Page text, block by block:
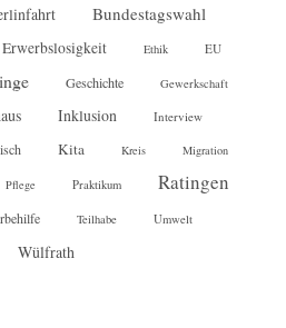
Bundestagswahl
Erwerbslosigkeit Ethik EU
Geschichte Gewerkschaft
Inklusion Interview
Kita Kreis Migration
Pflege Praktikum Ratingen
Teilhabe Umwelt
Wülfrath